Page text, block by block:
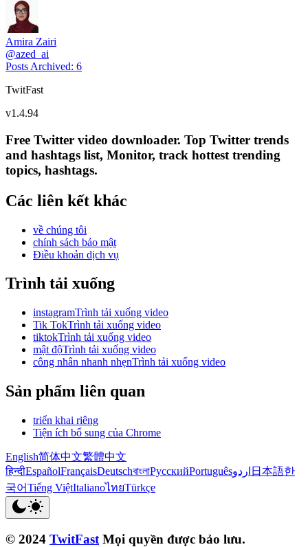
Amira Zairi
@azed_ai
Posts Archived: 6
TwitFast
v1.4.94
Free Twitter video downloader. Top Twitter trends
and hashtags list, Monitor, track hottest trending
topics, hashtags.
Các liên kết khác
về chúng tôi
chính sách bảo mật
Điều khoản dịch vụ
Trình tải xuống
instagramTrình tải xuống video
Tik TokTrình tải xuống video
tiktokTrình tải xuống video
mật độTrình tải xuống video
công nhân nhanh nhẹnTrình tải xuống video
Sản phẩm liên quan
triển khai riêng
Tiện ích bổ sung của Chrome
English简体中文繁體中文
हिन्दीEspañolFrançaisDeutschবাংলাРусскийPortuguêsاردو 日本語한
국어Tiếng ViệtItalianoไทยTürkçe
© 2024 TwitFast Mọi quyền được bảo lưu.